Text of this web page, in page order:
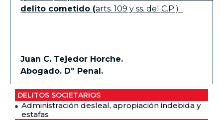
delito cometido (arts. 109 y ss. del C.P.)
Juan C. Tejedor Horche.
Abogado. Dº Penal.
DELITOS SOCIETARIOS
Administración desleal, apropiación indebida y
estafas